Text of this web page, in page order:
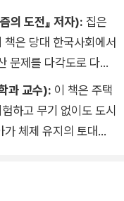
의 도전』 저자): 집은
은 당대 한국사회에서
문제를 다각도로 다룬
필독서가 아닐 수 없다.
의 전반을 다루고 있음
라는 점도 주목할 만
과 교수): 이 책은 주택
하고 무기 없이도 도시
체제 유지의 토대이
요받는 시대를 해체하